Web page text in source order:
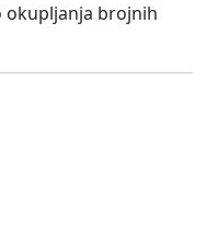
okupljanja brojnih